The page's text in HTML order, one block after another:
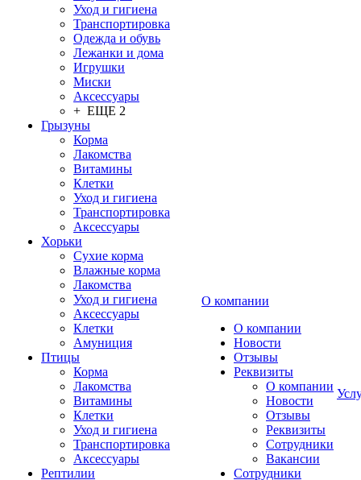
Уход и гигиена
Транспортировка
Одежда и обувь
Лежанки и дома
Игрушки
Миски
Аксессуары
+ ЕЩЕ 2
Грызуны
Корма
Лакомства
Витамины
Клетки
Уход и гигиена
Транспортировка
Аксессуары
Хорьки
Сухие корма
Влажные корма
Лакомства
Уход и гигиена
Аксессуары
Клетки
Амуниция
Птицы
Корма
Лакомства
Витамины
Клетки
Уход и гигиена
Транспортировка
Аксессуары
Рептилии
О компании
О компании
Новости
Отзывы
Реквизиты
О компании
Новости
Отзывы
Реквизиты
Сотрудники
Вакансии
Сотрудники